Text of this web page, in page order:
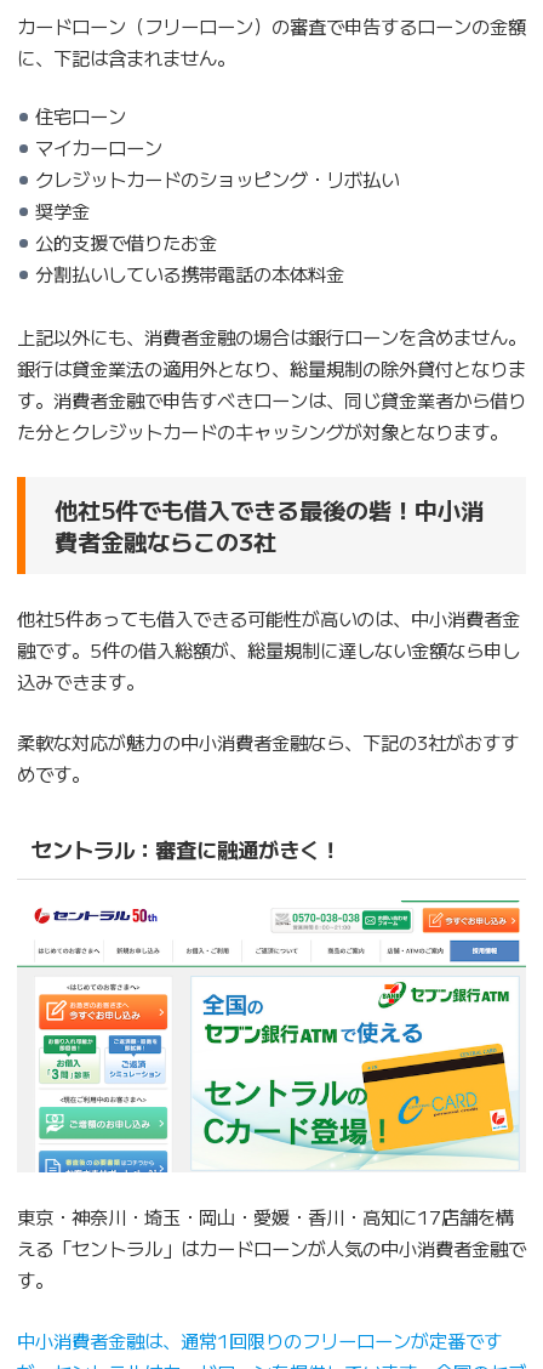
カードローン（フリーローン）の審査で申告するローンの金額
に、下記は含まれません。
住宅ローン
マイカーローン
クレジットカードのショッピング・リボ払い
奨学金
公的支援で借りたお金
分割払いしている携帯電話の本体料金
上記以外にも、消費者金融の場合は銀行ローンを含めません。
銀行は貸金業法の適用外となり、総量規制の除外貸付となりま
す。消費者金融で申告すべきローンは、同じ貸金業者から借り
た分とクレジットカードのキャッシングが対象となります。
他社5件でも借入できる最後の砦！中小消
費者金融ならこの3社
他社5件あっても借入できる可能性が高いのは、中小消費者金
融です。5件の借入総額が、総量規制に達しない金額なら申し
込みできます。
柔軟な対応が魅力の中小消費者金融なら、下記の3社がおすす
めです。
セントラル：審査に融通がきく！
東京・神奈川・埼玉・岡山・愛媛・香川・高知に17店舗を構
える「セントラル」はカードローンが人気の中小消費者金融で
す。
中小消費者金融は、通常1回限りのフリーローンが定番です